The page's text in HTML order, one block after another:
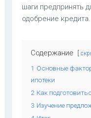
шаги предпринять
одобрение кредита.
Содержание
1 Основные
ипотеки
2 Как
3 Изучение